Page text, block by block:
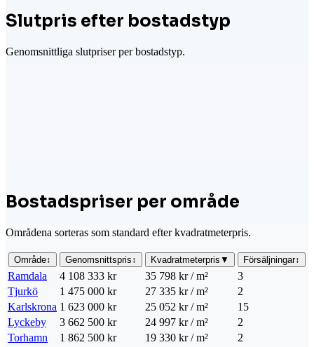
Slutpris efter bostadstyp
Genomsnittliga slutpriser per bostadstyp.
Bostadspriser per område
Områdena sorteras som standard efter kvadratmeterpris.
Område↕ Genomsnittspris↕ Kvadratmeterpris ▼ Försäljningar↕
Ramdala 4 108 333 kr 35 798 kr / m²
3
Tjurkö
1 475 000 kr 27 335 kr / m²
2
Karlskrona 1 623 000 kr 25 052 kr / m²
15
Lyckeby
3 662 500 kr 24 997 kr / m²
2
Torhamn
1 862 500 kr 19 330 kr / m²
2